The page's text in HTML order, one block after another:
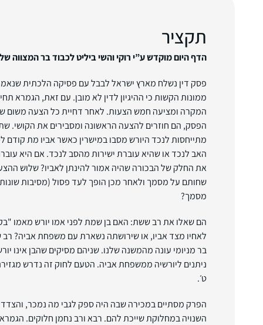
תקציר
הדף היום מוקדש ע”י רוקי והשי ביליט לכבוד בר המצווה
פסק דין נשלח מארץ ישראל לבבל עם פסיקה הלכתית
ממונות הקשות כי ההיגיון לדין לא מובן. עם זאת, הגמרא
המקרה ומציעה חמש הצעות. לאחר דחיית כל הצעה משום
הפסק, הם חוזרים להצעה הראשונה ומסבירים את הקושי.
מתייחסות לנכד היורש מסבו במישרין כאשר אביו מת קודם
האב לנכד או שהיא עוברת ישירות מהסב לנכד. אם היא
את החלק של הבכורה שהיה אמור להינתן לאביו? שלוש
שחותם על מסמך ולאחר מכן הופך לעד פסול (מסיבות
מסמך?
הם שאלו את רב ששת: האם בן שמת לפני אמו יורש מאמו
לאחיו מצד אביו, או שירושתה נשארת עם משפחת אביה?
בר מניומי עונה מהמשנה שלנו. שניהם מסיקים שהבן אינו
ניתנים ליורשיה ממשפחת אביה. הטעם לחוק זה נדרש
ט׳.
הפרק מסתיים במכירה שבה היה ספק לגבי מה נמכר,
השנויה במחלוקת שייכת להם. רבא ורב נחמן חלוקים.